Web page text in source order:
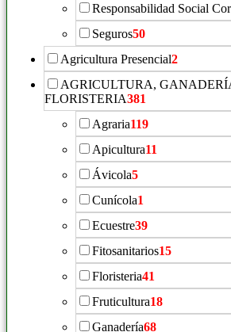
Responsabilidad Social
Seguros50
Agricultura Presencial2
AGRICULTURA,
FLORISTERIA381
Agraria119
Apicultura11
Ávicola5
Cunícola1
Ecuestre39
Fitosanitarios15
Floristeria41
Fruticultura18
Ganadería68